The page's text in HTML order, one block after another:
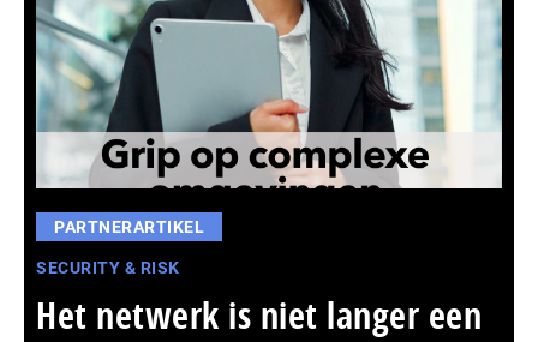
PARTNERARTIKEL
SECURITY & RISK
Het netwerk is niet langer een